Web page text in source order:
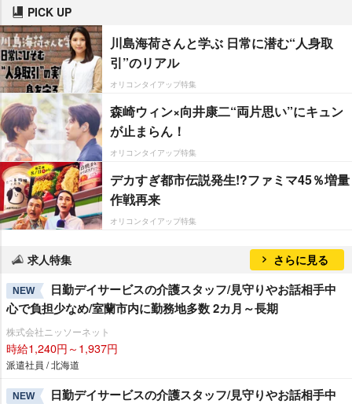
PICK UP
川島海荷さんと学ぶ 日常に潜む“人身取
引”のリアル
オリコンタイアップ特集
森崎ウィン×向井康二“両片思い”にキュン
が止まらん！
オリコンタイアップ特集
デカすぎ都市伝説発生!?ファミマ45％増量
作戦再来
オリコンタイアップ特集
求人特集 さらに見る
NEW
日勤デイサービスの介護スタッフ/見守りやお話相手中
心で負担少なめ/室蘭市内に勤務地多数 2カ月～長期
株式会社ニッソーネット
時給1,240円～1,937円
派遣社員 / 北海道
NEW
日勤デイサービスの介護スタッフ/見守りやお話相手中